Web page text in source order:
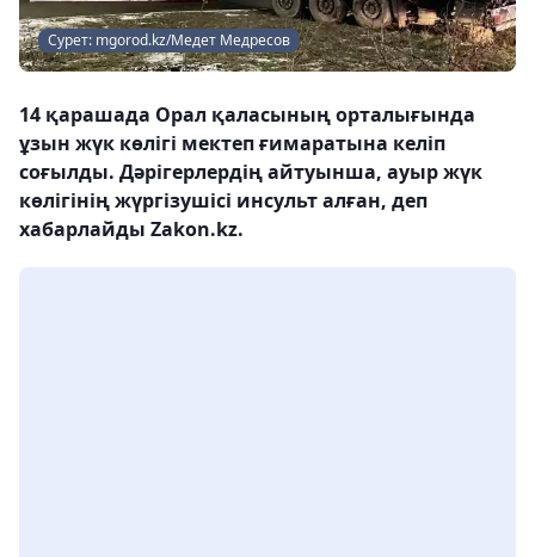
Сурет: mgorod.kz/Медет Медресов
14 қарашада Орал қаласының орталығында
ұзын жүк көлігі мектеп ғимаратына келіп
соғылды. Дәрігерлердің айтуынша, ауыр жүк
көлігінің жүргізушісі инсульт алған, деп
хабарлайды Zakon.kz.